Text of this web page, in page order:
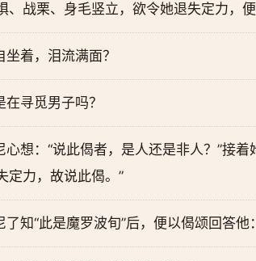
战栗、身毛竖立，欲令她退失定力，
着，泪流满面？
寻觅男子吗？
想：“说此偈者，是人还是非人？”接着
定力，故说此偈。”
知“此是魔罗波旬”后，便以偈颂回答他：